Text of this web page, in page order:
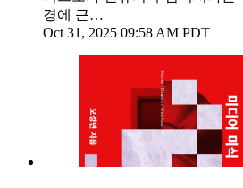
경에 근…
Oct 31, 2025 09:58 AM PDT